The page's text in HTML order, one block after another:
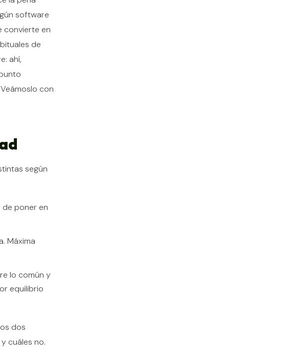
software
convierte en
de
ahí,
con
según
poner en
Máxima
lo común y
equilibrio
dos
cuáles no.